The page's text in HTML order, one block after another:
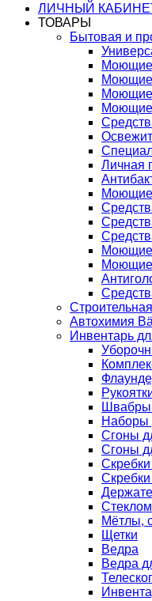
ЛИЧНЫЙ
ТОВАРЫ
Бытовая и
Моющие
Моющие
Моющие
Моющие
Личная
Моющие
Моющие
Моющие
Автохимия
Инвентарь
Наборы
Сгоны
Сгоны
Мётлы,
Щетки
Ведра
Ведра